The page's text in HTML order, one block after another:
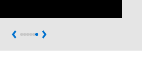
Previous
Next